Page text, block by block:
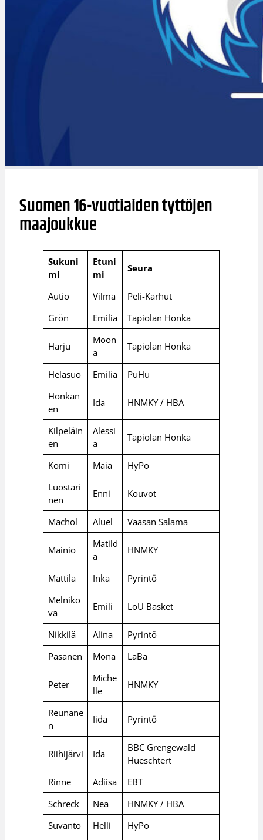
Suomen 16-vuotiaiden tyttöjen
maajoukkue
Sukuni
mi
Etuni
mi
Seura
Autio Vilma
Peli-Karhut
Grön
Emilia Tapiolan Honka
Harju
Moon
a
Tapiolan Honka
Helasuo Emilia
PuHu
Honkan
en
Ida HNMKY / HBA
Kilpeläin
en
Alessi
a
Tapiolan Honka
Komi Maia
HyPo
Luostari
nen
Enni Kouvot
Machol Aluel Vaasan Salama
Mainio
Matild
a
HNMKY
Mattila Inka
Pyrintö
Melniko
va
Emili LoU Basket
Nikkilä Alina
Pyrintö
Pasanen
Mona LaBa
Peter
Miche
lle
HNMKY
Reunane
n
Iida Pyrintö
Riihijärvi Ida
BBC Grengewald
Hueschtert
Rinne
Adiisa
EBT
Schreck
Nea
HNMKY / HBA
Suvanto
Helli
HyPo